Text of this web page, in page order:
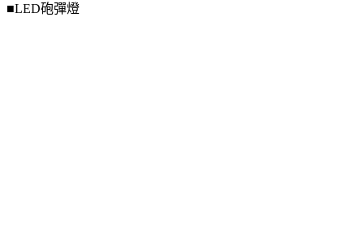
■LED砲彈燈